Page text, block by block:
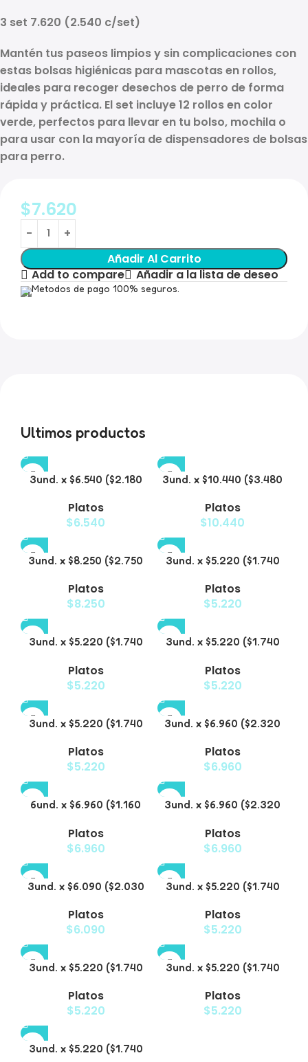
3 set 7.620 (2.540 c/set)
Mantén tus paseos limpios y sin complicaciones con
estas bolsas higiénicas para mascotasen rollos,
ideales para recoger desechos de perro de forma
rápida y práctica. El set incluye12 rollosen color
verde, perfectos para llevar en tu bolso, mochila o
para usar con la mayoría de dispensadores de bolsas
para perro.
$7.620
Añadir Al Carrito
Add to compare
Añadir a la lista de deseo
Metodos de pago 100% seguros.
Ultimos productos
3und. x $6.540 ($2.180
para Mascotas con
Diseño Decorativo
Platos
$6.540
3und. x $10.440 ($3.480
para Mascotas con Bowl
de Acero
Platos
$10.440
3und. x $8.250 ($2.750
para Mascotas con
Diseño de Gatos
Platos
$8.250
3und. x $5.220 ($1.740
para Mascotas
Texturizado
Platos
$5.220
3und. x $5.220 ($1.740
para Mascotas Diseño
Pastel
Platos
$5.220
3und. x $5.220 ($1.740
para Mascotas con
Diseños Estampados
Platos
$5.220
3und. x $5.220 ($1.740
para Mascotas con
Diseño
Platos
$5.220
3und. x $6.960 ($2.320
para Mascotas con
Patitas
Platos
$6.960
6und. x $6.960 ($1.160
para Mascotas
Platos
$6.960
3und. x $6.960 ($2.320
Mascotas Diseño Pollito
Platos
$6.960
3und. x $6.090 ($2.030
Nube
Platos
$6.090
3und. x $5.220 ($1.740
Floral
Platos
$5.220
3und. x $5.220 ($1.740
Decorativo
Platos
$5.220
3und. x $5.220 ($1.740
Platos
$5.220
3und. x $5.220 ($1.740